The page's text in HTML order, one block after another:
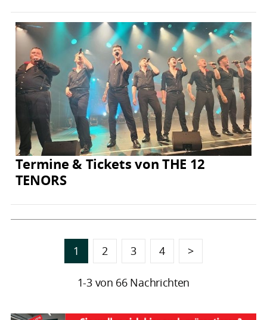
Termine & Tickets von THE 12
TENORS
1 2 3 4 >
1-3 von 66 Nachrichten